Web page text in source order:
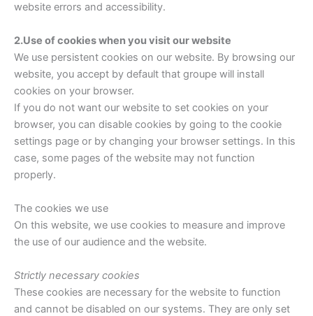
website errors and accessibility.
2.Use of cookies when you visit our website
We use persistent cookies on our website. By browsing our
website, you accept by default that groupe will install
cookies on your browser.
If you do not want our website to set cookies on your
browser, you can disable cookies by going to the cookie
settings page or by changing your browser settings. In this
case, some pages of the website may not function
properly.
The cookies we use
On this website, we use cookies to measure and improve
the use of our audience and the website.
Strictly necessary cookies
These cookies are necessary for the website to function
and cannot be disabled on our systems. They are only set